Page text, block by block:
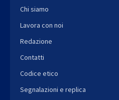
Chi siamo
Lavora con noi
Redazione
Contatti
Codice etico
Segnalazioni e replica